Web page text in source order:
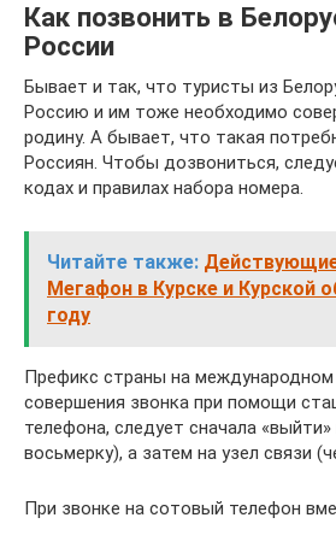
Как позвонить в
России
Бывает и так, что туристы из
Россию и им тоже необходимо
родину. А бывает, что такая
Россиян. Чтобы дозвониться,
кодах и правилах набора номера.
Читайте также:
Мегафон в Курске и Курской
году
Префикс страны на международном
совершения звонка при помощи
телефона, следует сначала
восьмерку), а затем на узел связи
При звонке на сотовый телефон